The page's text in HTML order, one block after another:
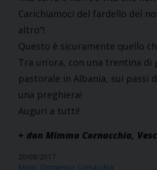
Carichiamoci del fardello del
altro”!
Questo è sicuramente quello
Tra un’ora, con una trentina
pastorale in Albania, sui passi
una preghiera!
Auguri a tutti!
+ don Mimmo Cornacchia,
20/08/2017
Mons. Domenico Cornacchia